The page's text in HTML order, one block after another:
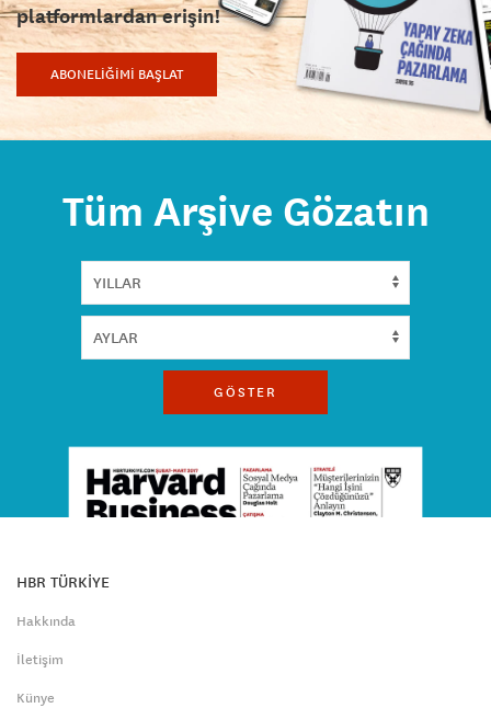
platformlardan erişin!
ABONELİĞİMİ BAŞLAT
Tüm Arşive Gözatın
GÖSTER
HBR TÜRKİYE
Hakkında
İletişim
Künye